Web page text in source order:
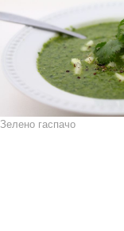
Зелено гаспачо